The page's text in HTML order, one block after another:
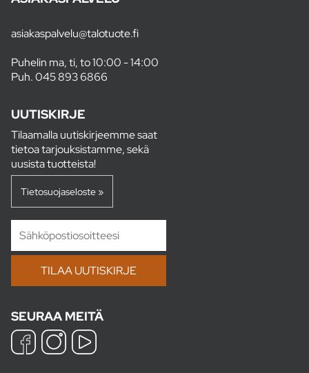
asiakaspalvelu@talotuote.fi
Puhelin ma, ti, to 10:00 - 14:00
Puh.045 893 6866
UUTISKIRJE
Tilaamalla uutiskirjeemme saat
tietoa tarjouksistamme, sekä
uusista tuotteista!
Tietosuojaseloste »
SEURAA MEITÄ